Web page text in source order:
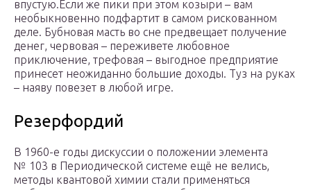
впустую.Если же пики при этом козыри – вам
необыкновенно подфартит в самом рискованном
деле. Бубновая масть во сне предвещает получение
денег, червовая – переживете любовное
приключение, трефовая – выгодное предприятие
принесет неожиданно большие доходы. Туз на руках
– наяву повезет в любой игре.
Резерфордий
В 1960-е годы дискуссии о положении элемента
№ 103 в Периодической системе ещё не велись,
методы квантовой химии стали применяться